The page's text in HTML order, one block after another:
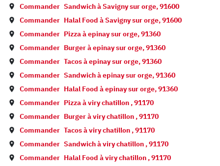
Commander Sandwich àSavigny sur orge,91600
Commander Halal Food àSavigny sur orge,91600
Commander Pizza àepinay sur orge,91360
Commander Burger àepinay sur orge,91360
Commander Tacos àepinay sur orge,91360
Commander Sandwich àepinay sur orge,91360
Commander Halal Food àepinay sur orge,91360
Commander Pizza àviry chatillon ,91170
Commander Burger àviry chatillon ,91170
Commander Tacos àviry chatillon ,91170
Commander Sandwich àviry chatillon ,91170
Commander Halal Food àviry chatillon ,91170